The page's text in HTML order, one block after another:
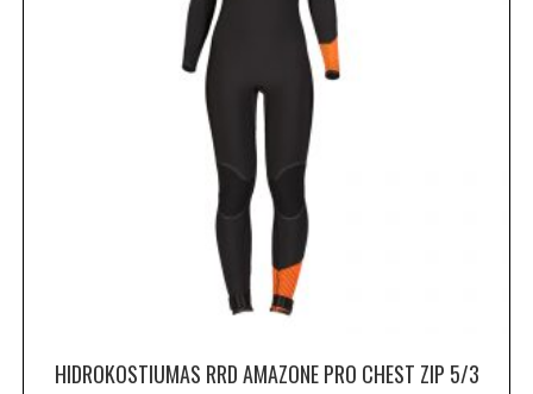
HIDROKOSTIUMAS RRD AMAZONE PRO CHEST ZIP 5/3